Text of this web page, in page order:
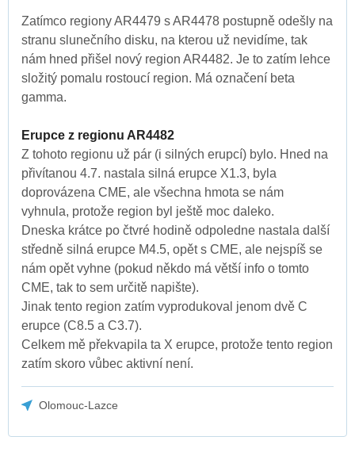
Zatímco regiony AR4479 s AR4478 postupně odešly na
stranu slunečního disku, na kterou už nevidíme, tak
nám hned přišel nový region AR4482. Je to zatím lehce
složitý pomalu rostoucí region. Má označení beta
gamma.
Erupce z regionu AR4482
Z tohoto regionu už pár (i silných erupcí) bylo. Hned na
přivítanou 4.7. nastala silná erupce X1.3, byla
doprovázena CME, ale všechna hmota se nám
vyhnula, protože region byl ještě moc daleko.
Dneska krátce po čtvré hodině odpoledne nastala další
středně silná erupce M4.5, opět s CME, ale nejspíš se
nám opět vyhne (pokud někdo má větší info o tomto
CME, tak to sem určitě napište).
Jinak tento region zatím vyprodukoval jenom dvě C
erupce (C8.5 a C3.7).
Celkem mě překvapila ta X erupce, protože tento region
zatím skoro vůbec aktivní není.
Olomouc-Lazce